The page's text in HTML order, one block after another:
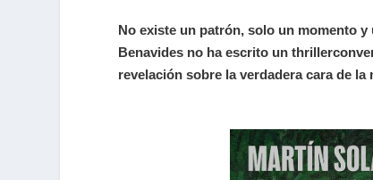
No existe un patrón, solo un momento
Benavides no ha escrito un thriller
revelación sobre la verdadera cara de la